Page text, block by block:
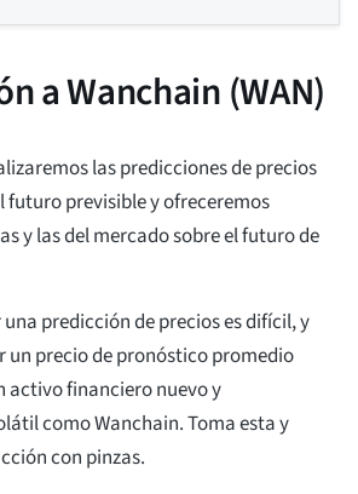
a Wanchain (WAN)
las predicciones de precios
futuro previsible y ofreceremos
y las del mercado sobre el futuro de
predicción de precios es difícil, y
un precio de pronóstico promedio
activo financiero nuevo y
como Wanchain. Toma esta y
con pinzas.